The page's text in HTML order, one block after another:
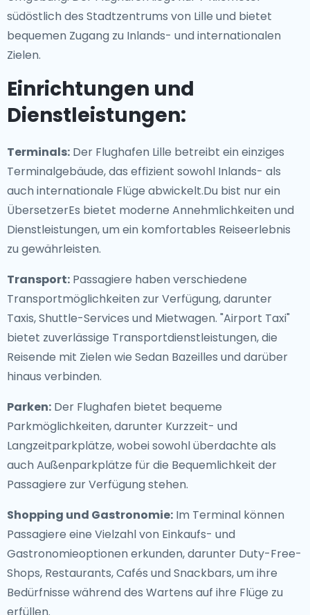
südöstlich des Stadtzentrums von Lille und bietet
bequemen Zugang zu Inlands- und internationalen
Zielen.
Einrichtungen und
Dienstleistungen:
Terminals: Der Flughafen Lille betreibt ein einziges
Terminalgebäude, das effizient sowohl Inlands- als
auch internationale Flüge abwickelt.Du bist nur ein
ÜbersetzerEs bietet moderne Annehmlichkeiten und
Dienstleistungen, um ein komfortables Reiseerlebnis
zu gewährleisten.
Transport: Passagiere haben verschiedene
Transportmöglichkeiten zur Verfügung, darunter
Taxis, Shuttle-Services und Mietwagen. "Airport Taxi"
bietet zuverlässige Transportdienstleistungen, die
Reisende mit Zielen wie Sedan Bazeilles und darüber
hinaus verbinden.
Parken: Der Flughafen bietet bequeme
Parkmöglichkeiten, darunter Kurzzeit- und
Langzeitparkplätze, wobei sowohl überdachte als
auch Außenparkplätze für die Bequemlichkeit der
Passagiere zur Verfügung stehen.
Shopping und Gastronomie: Im Terminal können
Passagiere eine Vielzahl von Einkaufs- und
Gastronomieoptionen erkunden, darunter Duty-Free-
Shops, Restaurants, Cafés und Snackbars, um ihre
Bedürfnisse während des Wartens auf ihre Flüge zu